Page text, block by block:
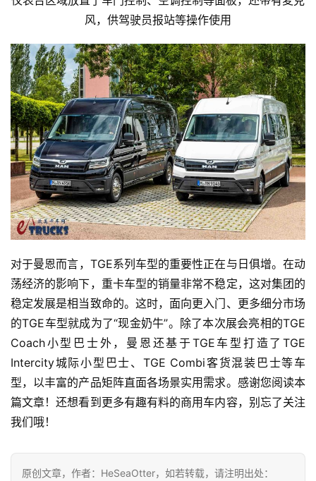
风，供驾驶员报站等操作使用
对于曼恩而言，TGE系列车型的重要性正在与日俱增。在动
荡经济的影响下，重卡车型的销量非常不稳定，这对集团的
稳定发展是相当致命的。这时，面向更入门、更多细分市场
的TGE车型就成为了“现金奶牛”。除了本次展会亮相的TGE
Coach小型巴士外，曼恩还基于TGE车型打造了TGE
Intercity城际小型巴士、TGE Combi客货混装巴士等车
型，以丰富的产品矩阵直面各场景实用需求。感谢您阅读本
篇文章！还想看到更多有趣有料的商用车内容，别忘了关注
我们哦！
原创文章，作者：HeSeaOtter，如若转载，请注明出处：